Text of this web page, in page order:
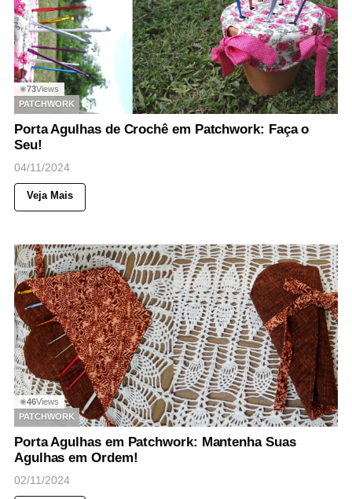
◉73Views
PATCHWORK
Porta Agulhas de Crochê em Patchwork: Faça o
Seu!
04/11/2024
Veja Mais
◉46Views
PATCHWORK
Porta Agulhas em Patchwork: Mantenha Suas
Agulhas em Ordem!
02/11/2024